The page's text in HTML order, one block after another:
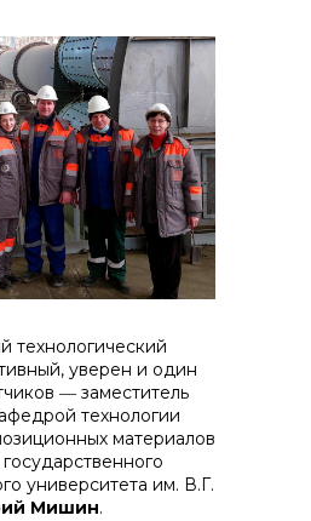
технологический
уверен и один
― заместитель
технологии
материалов
университета им. В.Г.
Мишин.